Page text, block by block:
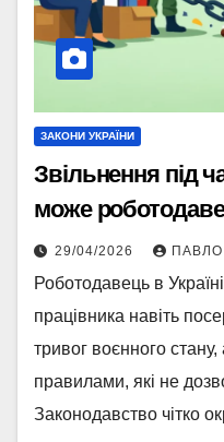
ЗАКОНИ УКРАЇНИ
Звільнення під
може
29/04/2026
Роботодавець в
працівника навіть
тривог воєнного
правилами, які не
Законодавство чітко